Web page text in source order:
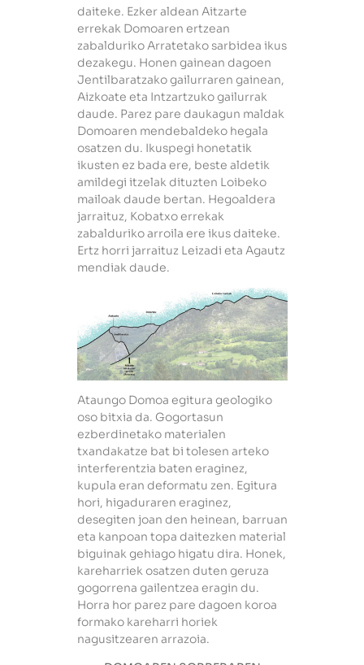
daiteke. Ezker aldean Aitzarte
errekak Domoaren ertzean
zabalduriko Arratetako sarbidea ikus
dezakegu. Honen gainean dagoen
Jentilbaratzako gailurraren gainean,
Aizkoate eta Intzartzuko gailurrak
daude. Parez pare daukagun maldak
Domoaren mendebaldeko hegala
osatzen du. Ikuspegi honetatik
ikusten ez bada ere, beste aldetik
amildegi itzelak dituzten Loibeko
mailoak daude bertan. Hegoaldera
jarraituz, Kobatxo errekak
zabalduriko arroila ere ikus daiteke.
Ertz horri jarraituz Leizadi eta Agautz
mendiak daude.
Ataungo Domoa egitura geologiko
oso bitxia da. Gogortasun
ezberdinetako materialen
txandakatze bat bi tolesen arteko
interferentzia baten eraginez,
kupula eran deformatu zen. Egitura
hori, higaduraren eraginez,
desegiten joan den heinean, barruan
eta kanpoan topa daitezken material
biguinak gehiago higatu dira. Honek,
kareharriek osatzen duten geruza
gogorrena gailentzea eragin du.
Horra hor parez pare dagoen koroa
formako kareharri horiek
nagusitzearen arrazoia.